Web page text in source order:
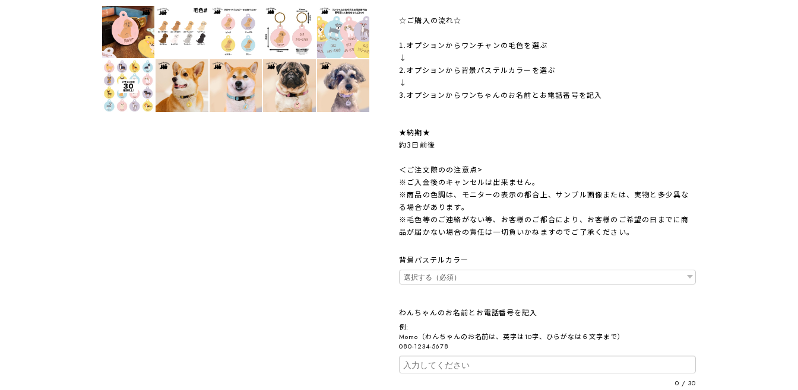
☆ご購入の流れ☆
1.オプションからワンチャンの毛色を選ぶ
↓
2.オプションから背景パステルカラーを選ぶ
↓
3.オプションからワンちゃんのお名前とお電話番号を記入
★納期★
約3日前後
＜ご注文際のの注意点>
※ご入金後のキャンセルは出来ません。
※商品の色調は、モニターの表示の都合上、サンプル画像または、実物と多少異な
る場合があります。
※毛色等のご連絡がない等、お客様のご都合により、お客様のご希望の日までに商
品が届かない場合の責任は一切負いかねますのでご了承ください。
背景パステルカラー
わんちゃんのお名前とお電話番号を記入
例:
Momo（わんちゃんのお名前は、英字は10字、ひらがなは６文字まで）
080-1234-5678
0 /30